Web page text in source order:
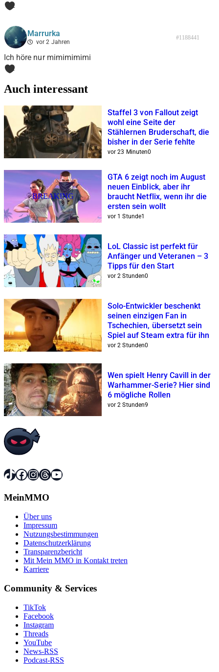
2
Marrurka
vor 2 Jahren
#1188441
Ich höre nur mimimimimi
1
Auch interessant
Staffel 3 von Fallout zeigt
wohl eine Seite der
Stählernen Bruderschaft, die
bisher in der Serie fehlte
vor 23 Minuten0
BREAKING
GTA 6 zeigt noch im August
neuen Einblick, aber ihr
braucht Netflix, wenn ihr die
ersten sein wollt
vor 1 Stunde1
LoL Classic ist perfekt für
Anfänger und Veteranen – 3
Tipps für den Start
vor 2 Stunden0
Solo-Entwickler beschenkt
seinen einzigen Fan in
Tschechien, übersetzt sein
Spiel auf Steam extra für ihn
vor 2 Stunden0
Wen spielt Henry Cavill in der
Warhammer-Serie? Hier sind
6 mögliche Rollen
vor 2 Stunden9
TikTok
Facebook
Instagram
Threads
YouTube
MeinMMO
Über uns
Impressum
Nutzungsbestimmungen
Datenschutzerklärung
Transparenzbericht
Mit Mein MMO in Kontakt treten
Karriere
Community & Services
TikTok
Facebook
Instagram
Threads
YouTube
News-RSS
Podcast-RSS